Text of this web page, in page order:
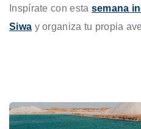
Inspírate con esta semana
Siwa y organiza tu propia